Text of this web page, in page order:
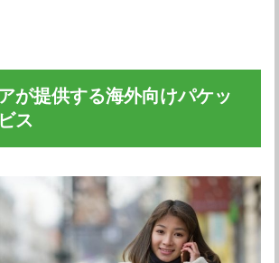
が提供する海外向けパケッ
ス